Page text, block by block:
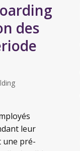
des
leur
une pré-